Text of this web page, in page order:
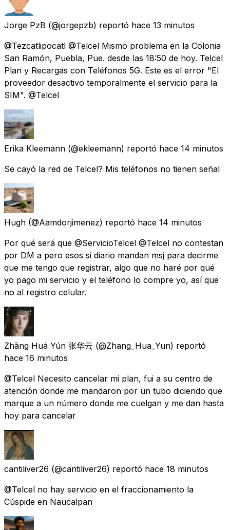
Jorge PzB (@jorgepzb) reportó hace 13 minutos
@Tezcatlipocatl @Telcel Mismo problema en la Colonia
San Ramón, Puebla, Pue. desde las 18:50 de hoy. Telcel
Plan y Recargas con Teléfonos 5G. Este es el error "El
proveedor desactivo temporalmente el servicio para la
SIM". @Telcel
Erika Kleemann (@ekleemann) reportó hace 14 minutos
Se cayó la red de Telcel? Mis teléfonos no tienen señal
Hugh (@Aamdorjimenez) reportó hace 14 minutos
Por qué será que @ServicioTelcel @Telcel no contestan
por DM a pero esos si diario mandan msj para decirme
que me tengo que registrar, algo que no haré por qué
yo pago mi servicio y el teléfono lo compre yo, así que
no al registro celular.
Zhāng Huá Yún 张华云 (@Zhang_Hua_Yun) reportó
hace 16 minutos
@Telcel Necesito cancelar mi plan, fui a su centro de
atención donde me mandaron por un tubo diciendo que
marque a un número donde me cuelgan y me dan hasta
hoy para cancelar
cantiliver26 (@cantiliver26) reportó hace 18 minutos
@Telcel no hay servicio en el fraccionamiento la
Cúspide en Naucalpan